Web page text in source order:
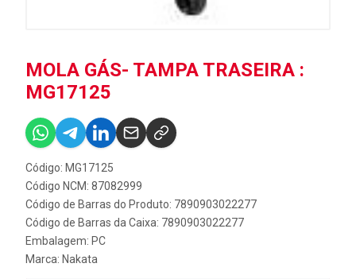
MOLA GÁS- TAMPA TRASEIRA :
MG17125
Código: MG17125
Código NCM: 87082999
Código de Barras do Produto: 7890903022277
Código de Barras da Caixa: 7890903022277
Embalagem: PC
Marca: Nakata